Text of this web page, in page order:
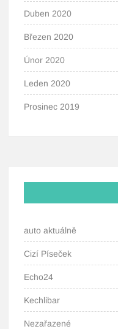
Duben 2020
Březen 2020
Únor 2020
Leden 2020
Prosinec 2019
auto aktuálně
Cizí Píseček
Echo24
Kechlibar
Nezařazené